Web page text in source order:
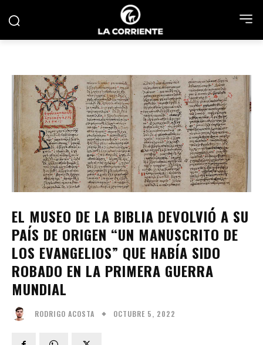
EL MUSEO DE LA BIBLIA DEVOLVIÓ A SU
PAÍS DE ORIGEN “UN MANUSCRITO DE
LOS EVANGELIOS” QUE HABÍA SIDO
ROBADO EN LA PRIMERA GUERRA
MUNDIAL
RODRIGO ACOSTA OCTUBRE 5, 2022